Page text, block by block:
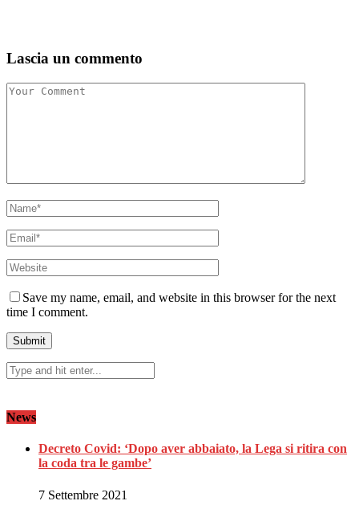
Lascia un commento
Save my name, email, and website in this browser for the next
time I comment.
News
Decreto Covid: ‘Dopo aver abbaiato, la Lega si ritira con
la coda tra le gambe’
7 Settembre 2021